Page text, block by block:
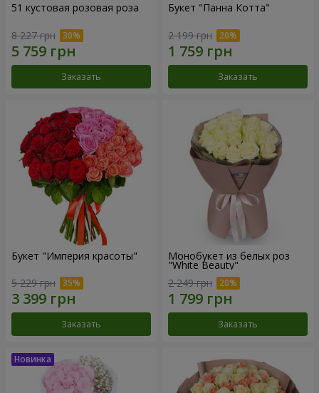
51 кустовая розовая роза
8 227 грн
Заказать
Букет "Панна Котта"
2 199 грн
Заказать
Букет "Империя красоты"
5 229 грн
Заказать
Монобукет из белых роз
"White Beauty"
2 249 грн
Заказать